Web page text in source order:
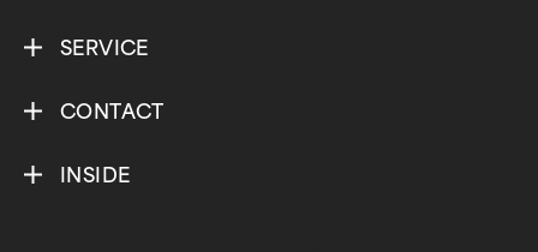
SERVICE
CONTACT
INSIDE